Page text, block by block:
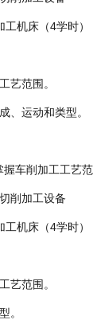
机床（4学时）
艺范围。
、运动和类型。
车削加工工艺
削加工设备
机床（4学时）
艺范围。
。